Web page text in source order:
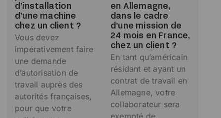
d’installation
d’une machine
chez un client ?
Vous devez
impérativement faire
une demande
d’autorisation de
travail auprès des
autorités françaises,
pour que votre
en Allemagne,
dans le cadre
d’une mission de
24 mois en France,
chez un client ?
En tant qu’américain
résidant et ayant un
contrat de travail en
Allemagne, votre
collaborateur sera
exempté de